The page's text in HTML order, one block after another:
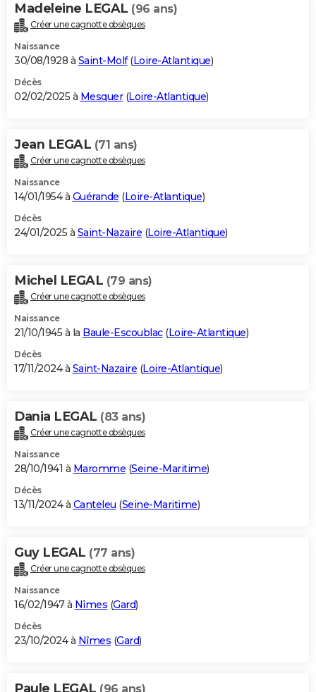
Madeleine LEGAL (96 ans)
Créer une cagnotte obsèques
Naissance
30/08/1928 à Saint-Molf(Loire-Atlantique)
Décès
02/02/2025 à Mesquer(Loire-Atlantique)
Jean LEGAL (71 ans)
Créer une cagnotte obsèques
Naissance
14/01/1954 à Guérande (Loire-Atlantique)
Décès
24/01/2025 à Saint-Nazaire (Loire-Atlantique)
Michel LEGAL (79 ans)
Créer une cagnotte obsèques
Naissance
21/10/1945 à la Baule-Escoublac(Loire-Atlantique)
Décès
17/11/2024 à Saint-Nazaire (Loire-Atlantique)
Dania LEGAL (83 ans)
Créer une cagnotte obsèques
Naissance
28/10/1941 à Maromme (Seine-Maritime)
Décès
13/11/2024 à Canteleu (Seine-Maritime)
Guy LEGAL (77 ans)
Créer une cagnotte obsèques
Naissance
16/02/1947 à Nîmes (Gard)
Décès
23/10/2024 à Nîmes (Gard)
Paule LEGAL (96 ans)